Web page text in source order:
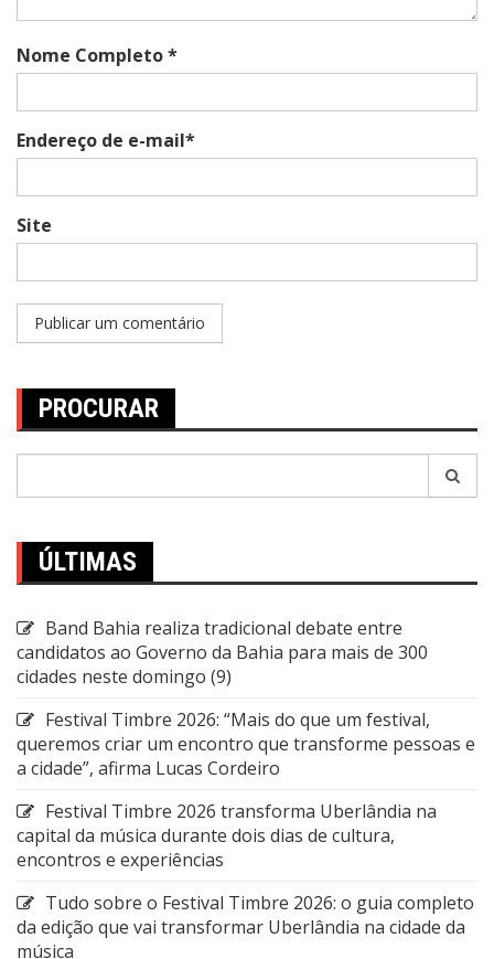
Nome Completo *
Endereço de e-mail*
Site
PROCURAR
ÚLTIMAS
Band Bahia realiza tradicional debate entre
candidatos ao Governo da Bahia para mais de 300
cidades neste domingo (9)
Festival Timbre 2026: “Mais do que um festival,
queremos criar um encontro que transforme pessoas e
a cidade”, afirma Lucas Cordeiro
Festival Timbre 2026 transforma Uberlândia na
capital da música durante dois dias de cultura,
encontros e experiências
Tudo sobre o Festival Timbre 2026: o guia completo
da edição que vai transformar Uberlândia na cidade da
música